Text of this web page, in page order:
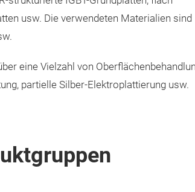
usw. Die verwendeten Materialien sind
eine Vielzahl von
partielle Silber-Elektroplattierung usw.